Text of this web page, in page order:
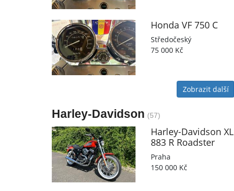
Honda VF 750 C
Středočeský
75 000 Kč
Zobrazit další
Harley-Davidson (57)
Harley-Davidson XL
883 R Roadster
Praha
150 000 Kč